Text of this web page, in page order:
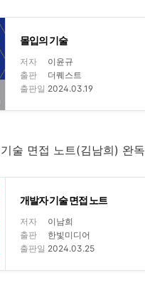
몰입의 기술
저자
이윤규
출판
더퀘스트
출판일 2024.03.19
술 면접 노트(김남희) 완독
개발자 기술 면접 노트
저자
이남희
출판
한빛미디어
출판일 2024.03.25